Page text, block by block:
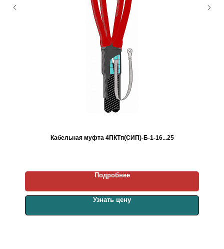
Кабельная муфта 4ПКТп(СИП)-Б-1-16...25
Подробнее
Узнать цену